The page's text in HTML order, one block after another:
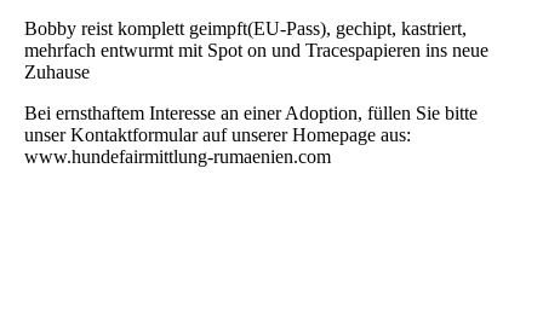
Bobby reist komplett geimpft(EU-Pass), gechipt, kastriert,
mehrfach entwurmt mit Spot on und Tracespapieren ins neue
Zuhause
Bei ernsthaftem Interesse an einer Adoption, füllen Sie bitte
unser Kontaktformular auf unserer Homepage aus:
www.hundefairmittlung-rumaenien.com